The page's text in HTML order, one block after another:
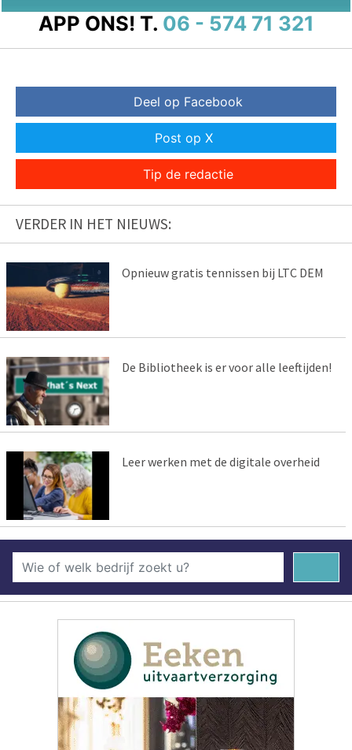
APP ONS! T. 06 - 574 71 321
Deel op Facebook
Post op X
Tip de redactie
VERDER IN HET NIEUWS:
Opnieuw gratis tennissen bij LTC DEM
De Bibliotheek is er voor alle leeftijden!
Leer werken met de digitale overheid